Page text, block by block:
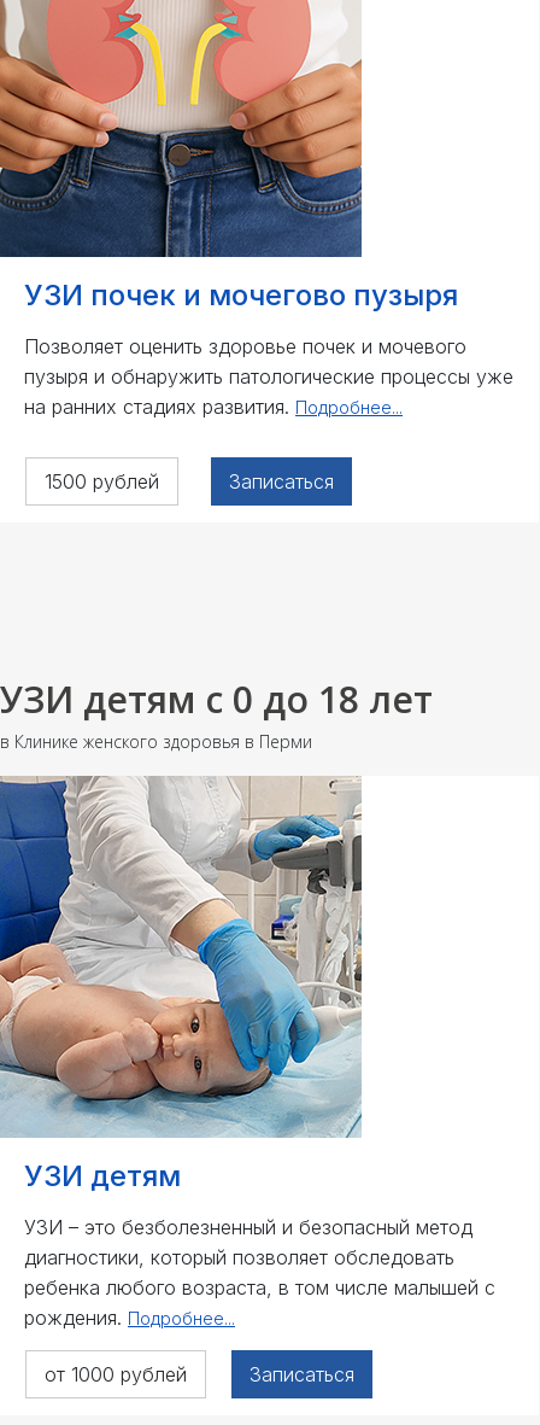
УЗИ почек и мочегово пузыря
Позволяет оценить здоровье почек и мочевого
пузыря и обнаружить патологические процессы уже
на ранних стадиях развития. Подробнее...
1500 рублей Записаться
УЗИ детям с 0 до 18 лет
в Клинике женского здоровья в Перми
УЗИ детям
УЗИ – это безболезненный и безопасный метод
диагностики, который позволяет обследовать
ребенка любого возраста, в том числе малышей с
рождения. Подробнее...
от 1000 рублей Записаться